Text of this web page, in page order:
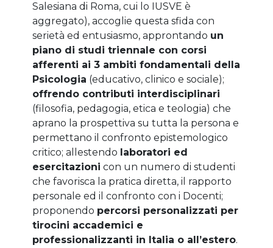
Salesiana di Roma, cui lo IUSVE è
aggregato), accoglie questa sfida con
serietà ed entusiasmo, approntando un
piano di studi triennale con corsi
afferenti ai 3 ambiti fondamentali della
Psicologia (educativo, clinico e sociale);
offrendo contributi interdisciplinari
(filosofia, pedagogia, etica e teologia) che
aprano la prospettiva su tutta la persona e
permettano il confronto epistemologico
critico; allestendo laboratori ed
esercitazioni con un numero di studenti
che favorisca la pratica diretta, il rapporto
personale ed il confronto con i Docenti;
proponendo percorsi personalizzati per
tirocini accademici e
professionalizzanti in Italia o all’estero.